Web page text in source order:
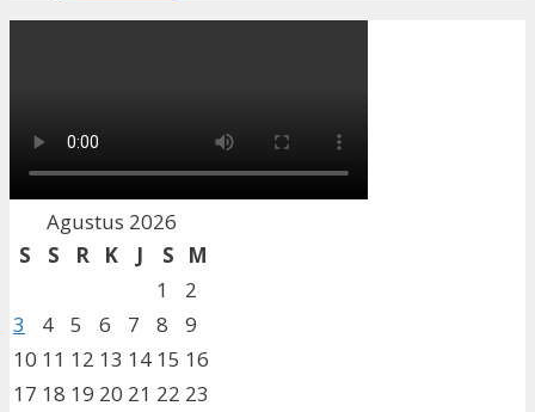
Agustus 2026
S
S R K J S
M
1
2
3
4 5 6 7 8
9
10 11 12 13 14 15 16
17 18 19 20 21 22 23